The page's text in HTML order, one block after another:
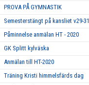
PROVA PÅ GYMNASTIK
Semesterstängt på kansliet v29-31
Påminnelse anmälan HT - 2020
GK Splitt kylväska
Anmälan till HT-2020
Träning Kristi himmelsfärds dag